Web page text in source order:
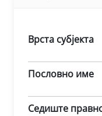
Врста субјекта
Пословно име
Седиште